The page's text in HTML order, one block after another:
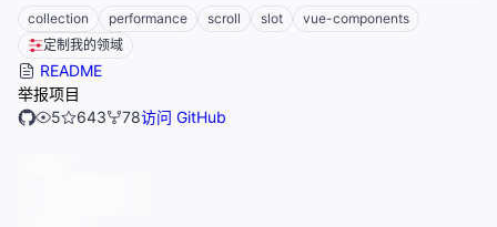
collection performance scroll slot
vue-components
定制我的领域
README
举报项目
5
643 78访问 GitHub